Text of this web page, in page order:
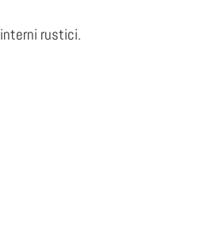
rustici.